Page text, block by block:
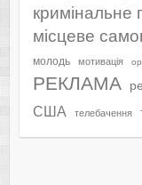
кримінальне
місцеве
молодь мотивація
РЕКЛАМА
США телебачення